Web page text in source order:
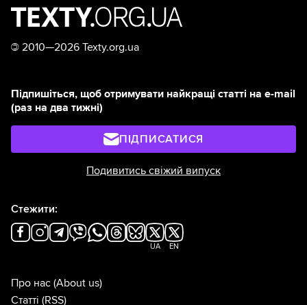
© 2010—2026 Texty.org.ua
Підпишіться, щоб отримувати найкращі статті на e-mail
(раз на два тижні)
ПІДПИСАТИСЯ
Подивитись свіжий випуск
Стежити:
UA EN
Про нас (About us)
Статті (RSS)